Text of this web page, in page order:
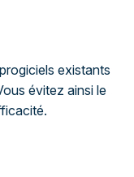
existants
évitez ainsi le